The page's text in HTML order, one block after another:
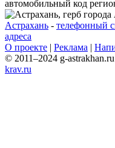
автомобильный код
Астрахань - телефонный
адреса
О проекте | Реклама |
© 2011–2024 g-
krav.ru